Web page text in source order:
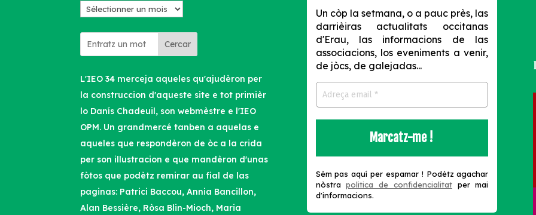
Los
Cercar
L'IEO 34 merceja aqueles qu'ajudèron per
la construccion d'aqueste site e tot primièr
lo Danís Chadeuil, son webmèstre e l'IEO
OPM. Un grandmercé tanben a aquelas e
aqueles que respondèron de òc a la crida
per son illustracion e que mandèron d'unas
fòtos que podètz remirar au fial de las
paginas: Patrici Baccou, Annia Bancillon,
Alan Bessière, Ròsa Blin-Mioch, Maria
Un còp la setmana, o a pauc près, las
darrièiras actualitats occitanas
d'Erau, las informacions de las
associacions, los eveniments a venir,
de jòcs, de galejadas...
Sèm pas aquí per espamar ! Podètz agachar
nòstrapolitica de confidencialitatper mai
d'informacions.